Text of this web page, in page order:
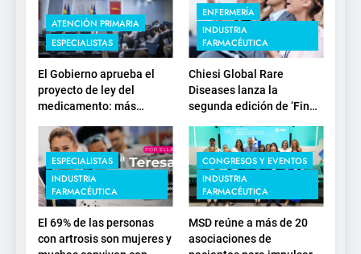
ATENCIÓN PRIMARIA
ESPECIALISTAS
El Gobierno aprueba el
proyecto de ley del
medicamento: más
estratégica y
modernización para el
SNS
ENFERMERÍA
INDUSTRIA
FARMACÉUTICA
Chiesi Global Rare
Diseases lanza la
segunda edición de ‘Find
investigación en
enfermedades de
depósito lisosomal
ESPECIALISTAS
INDUSTRIA
FARMACÉUTICA
El 69% de las personas
con artrosis son mujeres y
CONGRESOS Y EVENTOS
INDUSTRIA
FARMACÉUTICA
MSD reúne a más de 20
asociaciones de